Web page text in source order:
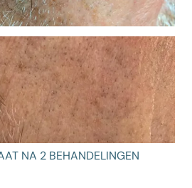
NA 2 BEHANDELINGEN